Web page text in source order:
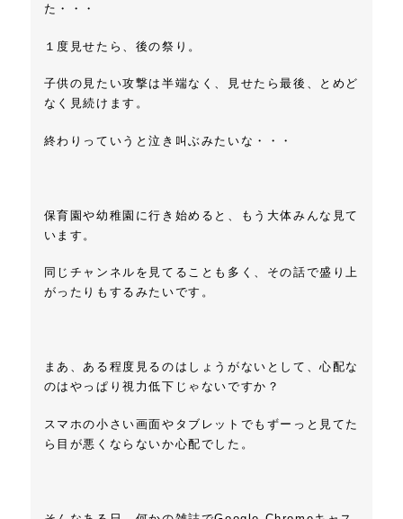
た・・・
１度見せたら、後の祭り。
子供の見たい攻撃は半端なく、見せたら最後、とめど
なく見続けます。
終わりっていうと泣き叫ぶみたいな・・・
保育園や幼稚園に行き始めると、もう大体みんな見て
います。
同じチャンネルを見てることも多く、その話で盛り上
がったりもするみたいです。
まあ、ある程度見るのはしょうがないとして、心配な
のはやっぱり視力低下じゃないですか？
スマホの小さい画面やタブレットでもずーっと見てた
ら目が悪くならないか心配でした。